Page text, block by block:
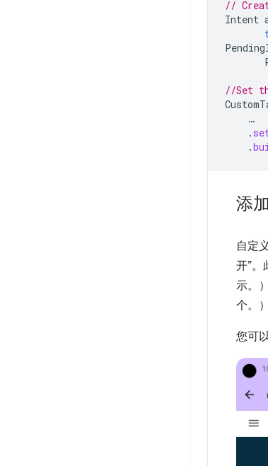
//
Intent
//Set
…
.
.
添
自定
开”。
示。
个。
您可